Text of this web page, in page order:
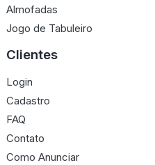
Almofadas
Jogo de Tabuleiro
Clientes
Login
Cadastro
FAQ
Contato
Como Anunciar